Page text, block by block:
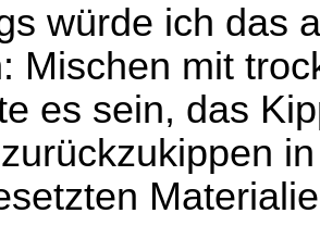
würde ich das
Mischen mit
es sein, das